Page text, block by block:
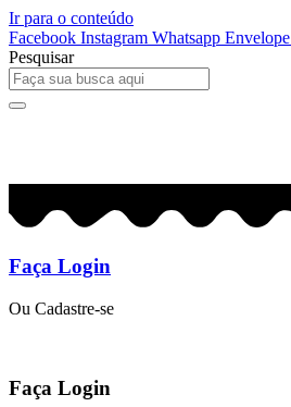
Ir para o conteúdo
Facebook Instagram Whatsapp Envelope
Pesquisar
Faça Login
Ou Cadastre-se
Faça Login